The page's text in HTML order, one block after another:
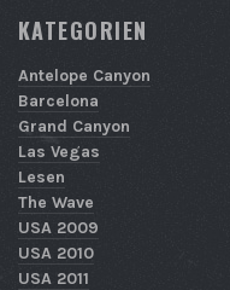
KATEGORIEN
Antelope Canyon
Barcelona
Grand Canyon
Las Vegas
Lesen
The Wave
USA 2009
USA 2010
USA 2011